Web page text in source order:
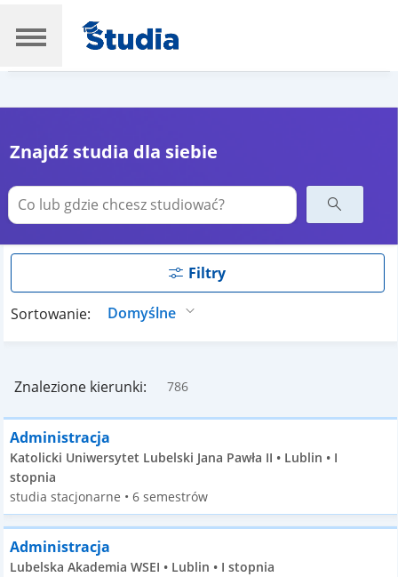
Znajdź studia dla siebie
Filtry
Sortowanie:
Znalezione kierunki: 786
Administracja
Katolicki Uniwersytet Lubelski Jana Pawła II • Lublin • I
stopnia
studia stacjonarne • 6 semestrów
Administracja
Lubelska Akademia WSEI • Lublin • I stopnia